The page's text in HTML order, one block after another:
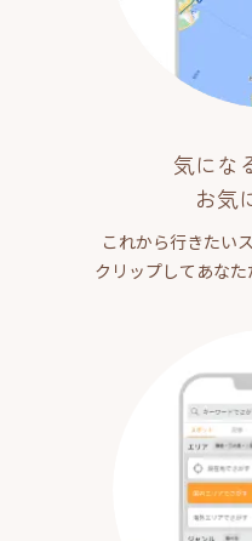
気にな
お気
これから行きたい
クリップしてあなた